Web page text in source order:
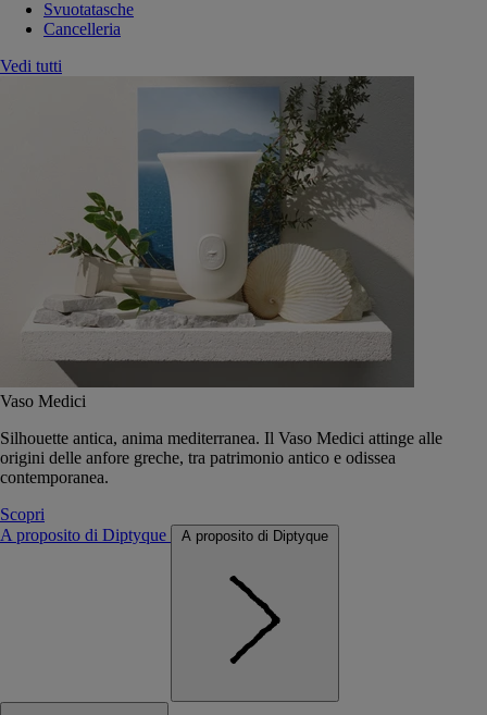
Svuotatasche
Cancelleria
Vedi tutti
Vaso Medici
Silhouette antica, anima mediterranea. Il Vaso Medici attinge alle
origini delle anfore greche, tra patrimonio antico e odissea
contemporanea.
Scopri
A proposito di Diptyque
A proposito di Diptyque